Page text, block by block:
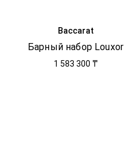
Baccarat
Барный набор Louxor
1 583 300 ₸